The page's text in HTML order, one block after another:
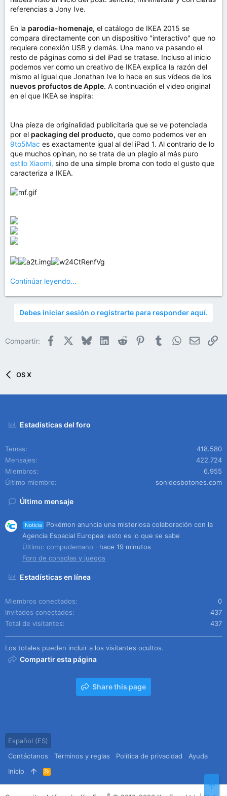
referencias a Jony Ive.
En la parodia-homenaje, el catálogo de IKEA 2015 se
compara directamente con un dispositivo "interactivo" que no
requiere conexión USB y demás. Una mano va pasando el
resto de páginas como si del iPad se tratase. Incluso al inicio
podemos ver como un creativo de IKEA explica la razón del
mismo al igual que Jonathan Ive lo hace en sus vídeos de los
nuevos profuctos de Apple. A continuación el video original
en el que IKEA se inspira:
Una pieza de originalidad publicitaria que se ve potenciada
por el packaging del producto, que como podemos ver en
9to5Mac es exactamente igual al del iPad 1. Al contrario de lo
que muchos opinan, no se trata de un plagio al más puro
estilo Xiaomi, sino de una simple broma con todo el gusto que
caracteriza a IKEA.
Continúar leyendo...
Debes iniciar sesión o registrarte para responder aquí.
Compartir: Facebook BlueskyLinkedIn
Reddit PinterestTumblrWhatsApp
Email
OS X
Estadísticas del foro
Temas
418.580
Mensajes
422.724
Miembros
6.955
Último miembro
sonidosbotones.com
Último mensaje
Noticia
Pokémon anuncia una misteriosa colaboración con la
Agencia Espacial Europea: esto es lo que se sabe
Último: compudemano
hace 19 minutos
Foro de consolas y juegos
Estadísticas en línea
Miembros conectados
0
Invitados conectados
437
Total de visitantes
437
Los totales pueden incluir a los visitantes ocultos.
Compartir esta página
Share this page
Español (ES)
Contáctanos
Términos y reglas Política de privacidad
Ayuda
Inicio
R
S
S